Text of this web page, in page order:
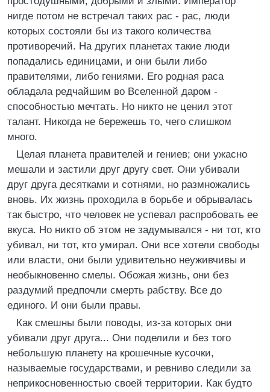
нигде потом не встречал таких рас - рас, люди
которых состояли бы из такого количества
противоречий. На других планетах такие люди
попадались единицами, и они были либо
правителями, либо гениями. Его родная раса
обладала редчайшим во Вселенной даром -
способностью мечтать. Но никто не ценил этот
талант. Никогда не бережешь то, чего слишком
много.
Целая планета правителей и гениев; они ужасно
мешали и застили друг другу свет. Они убивали
друг друга десятками и сотнями, но размножались
вновь. Их жизнь проходила в борьбе и обрывалась
так быстро, что человек не успевал распробовать ее
вкуса. Но никто об этом не задумывался - ни тот, кто
убивал, ни тот, кто умирал. Они все хотели свободы
или власти, они были удивительно неуживчивы и
необыкновенно смелы. Обожая жизнь, они без
раздумий предпочли смерть рабству. Все до
единого. И они были правы.
Как смешны были поводы, из-за которых они
убивали друг друга... Они поделили и без того
небольшую планету на крошечные кусочки,
называемые государствами, и ревниво следили за
неприкосновенностью своей территории. Как будто